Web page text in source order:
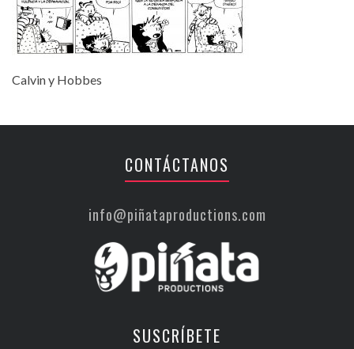
Calvin y Hobbes
CONTÁCTANOS
info@piñataproductions.com
SUSCRÍBETE